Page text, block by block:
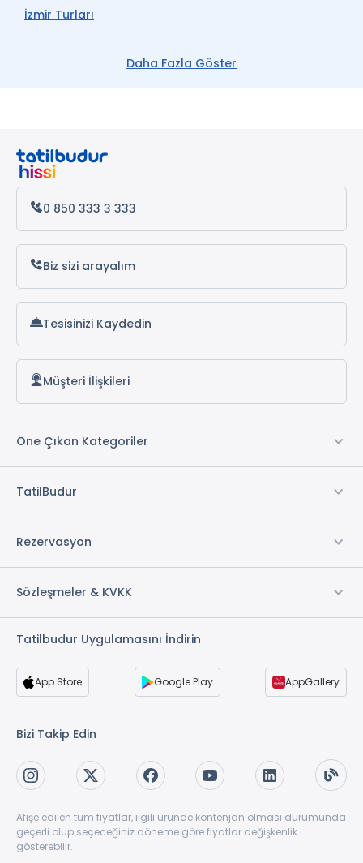
Daha Fazla Göster
İzmir Turları
Foça Turları
0 850 333 3 333
Biz sizi arayalım
Tesisinizi Kaydedin
Müşteri İlişkileri
Öne Çıkan Kategoriler
TatilBudur
Rezervasyon
Sözleşmeler & KVKK
Tatilbudur Uygulamasını İndirin
App Store Google Play AppGallery
Bizi Takip Edin
Afişe edilen tüm fiyatlar, ilgili üründe kontenjan olması durumunda
geçerli olup seçeceğiniz döneme göre fiyatlar değişkenlik
gösterebilir.